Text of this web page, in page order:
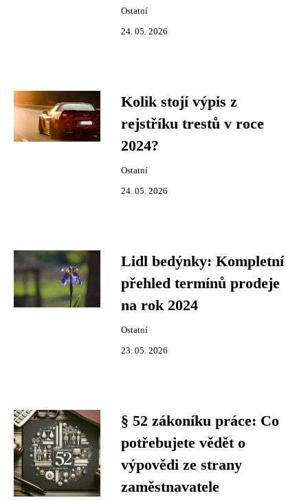
Ostatní
24. 05. 2026
Kolik stojí výpis z
rejstříku trestů v roce
2024?
Ostatní
24. 05. 2026
Lidl bedýnky: Kompletní
přehled termínů prodeje
na rok 2024
Ostatní
23. 05. 2026
§ 52 zákoníku práce: Co
potřebujete vědět o
výpovědi ze strany
zaměstnavatele